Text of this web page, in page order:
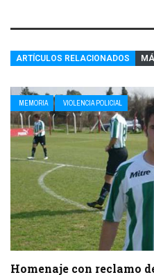
ARTÍCULOS RELACIONADOS
MEMORIA VIOLENCIA POLICIAL
Homenaje con reclamo